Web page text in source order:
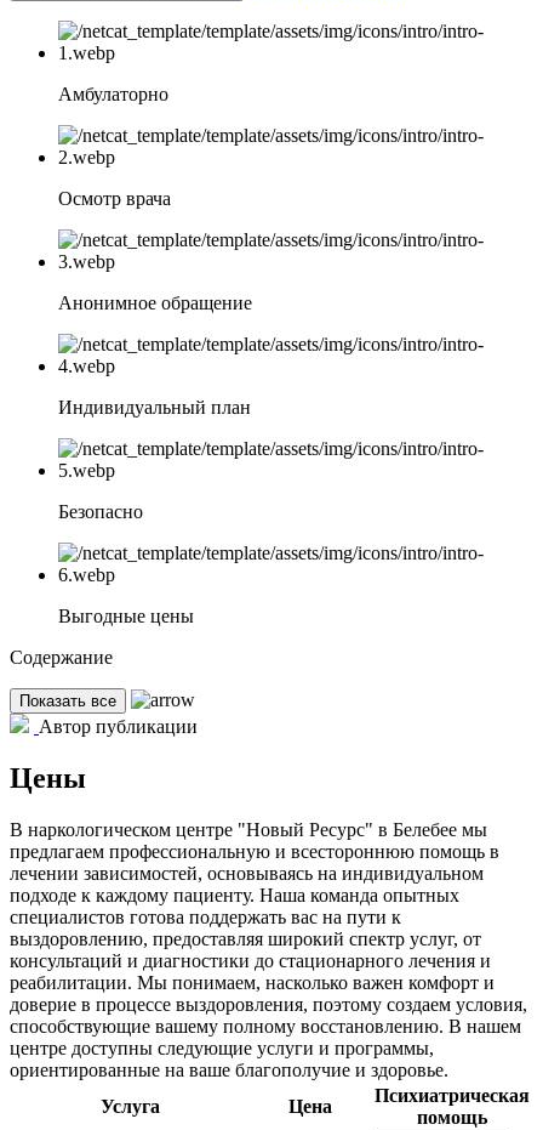
Амбулаторно
Осмотр врача
Анонимное обращение
Индивидуальный план
Безопасно
Выгодные цены
Содержание
Показать все
Автор публикации
Цены
В наркологическом центре "Новый Ресурс" в Белебее мы
предлагаем профессиональную и всестороннюю помощь в
лечении зависимостей, основываясь на индивидуальном
подходе к каждому пациенту. Наша команда опытных
специалистов готова поддержать вас на пути к
выздоровлению, предоставляя широкий спектр услуг, от
консультаций и диагностики до стационарного лечения и
реабилитации. Мы понимаем, насколько важен комфорт и
доверие в процессе выздоровления, поэтому создаем условия,
способствующие вашему полному восстановлению. В нашем
центре доступны следующие услуги и программы,
ориентированные на ваше благополучие и здоровье.
Услуга
Цена
Психиатрическая
помощь